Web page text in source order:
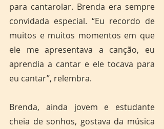
para cantarolar. Brenda era sempre
convidada especial. “Eu recordo de
muitos e muitos momentos em que
ele me apresentava a canção, eu
aprendia a cantar e ele tocava para
eu cantar”, relembra.
Brenda, ainda jovem e estudante
cheia de sonhos, gostava da música